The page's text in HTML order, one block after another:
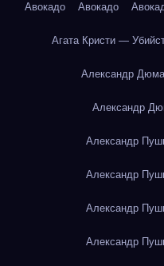
Авокадо Авокадо
Агата Кристи —
Александр
Александр
Александр
Александр
Александр
Александр